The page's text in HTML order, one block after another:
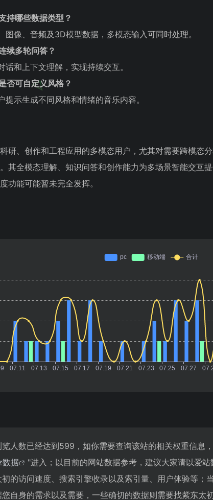
持哪些数据类型？
图像、音频及3D模型数据，多模态输入可同时处理。
续多轮问答？
话和上下文理解，实现持续交互。
否可自定义风格？
提示生成不同风格和情绪的音乐内容。
研、创作和工程应用的多模态用户，尤其对需要跨模态
其全模态理解、知识问答和创作能力为多场景智能交互
功能可能暂未完全发挥。
人数已经达到599，如你需要查询该站的相关权重信息
数据
"进入；以目前的网站数据参考，建议大家请以爱
的访问速度、搜索引擎收录以及索引量、用户体验等；
自身的需求以及需要，一些确切的数据则需要找紫东太